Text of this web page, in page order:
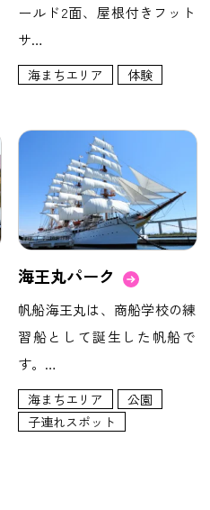
ールド2面、屋根付きフット
サ…
海まちエリア 体験
海王丸パーク
帆船海王丸は、商船学校の練
習船として誕生した帆船で
す。…
海まちエリア
公園
子連れスポット